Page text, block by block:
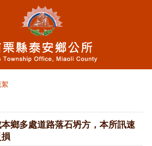
鄉多處道路落石坍方，本所訊速